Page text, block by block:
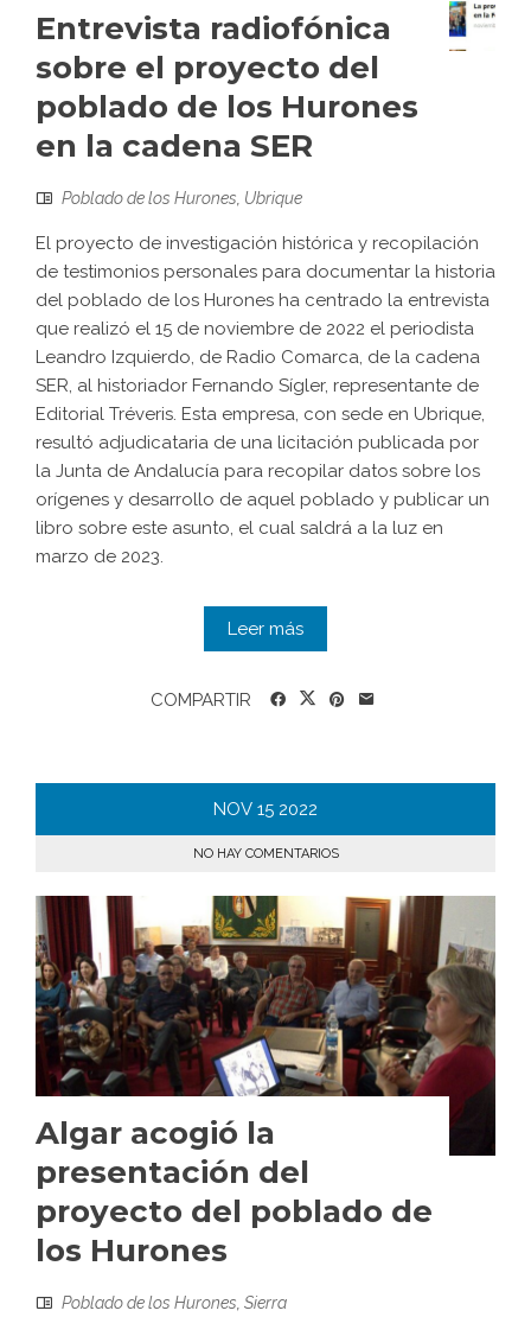
Entrevista radiofónica
sobre el proyecto del
poblado de los Hurones
en la cadena SER
Poblado de los Hurones Ubrique
El proyecto de investigación histórica y recopilación
de testimonios personales para documentar la historia
del poblado de los Hurones ha centrado la entrevista
que realizó el 15 de noviembre de 2022 el periodista
Leandro Izquierdo, de Radio Comarca, de la cadena
SER, al historiador Fernando Sígler, representante de
Editorial Tréveris. Esta empresa, con sede en Ubrique,
resultó adjudicataria de una licitación publicada por
la Junta de Andalucía para recopilar datos sobre los
orígenes y desarrollo de aquel poblado y publicar un
libro sobre este asunto, el cual saldrá a la luz en
marzo de 2023.
Leer más
COMPARTIR
NOV 15 2022
NO HAY COMENTARIOS
Algar acogió la
presentación del
proyecto del poblado de
los Hurones
Poblado de los Hurones Sierra